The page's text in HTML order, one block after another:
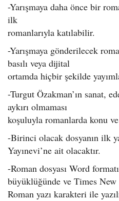
-Yarışmaya daha önce bir
ilk
romanlarıyla katılabilir.
-Yarışmaya gönderilecek
basılı veya dijital
ortamda hiçbir şekilde
-Turgut Özakman’ın sanat,
aykırı olmaması
koşuluyla romanlarda konu
-Birinci olacak dosyanın ilk
Yayınevi’ne ait olacaktır.
-Roman dosyası Word
büyüklüğünde ve Times New
Roman yazı karakteri ile